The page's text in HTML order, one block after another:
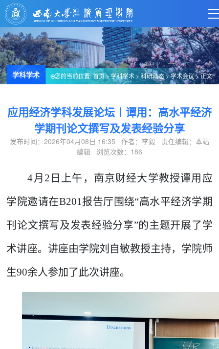
学科学术 您的当前位置:首页>学科学术>科研动态>学术会议> 正文
应用经济学科发展论坛︱谭用：高水平经济
学期刊论文撰写及发表经验分享
发布时间：2026年04月08日 16:35 作者：李毅 责任编辑：本站
编辑 浏览次数： 186
4月2日 上午 ，南京财经大学教授谭用应
学院邀请在B201报告厅围绕“高水平经济学期
刊论文撰写及发表经验分享”的主题开展了学
术讲座。讲座由学院刘自敏教授主持， 学院师
生90余人参加了此次讲座。